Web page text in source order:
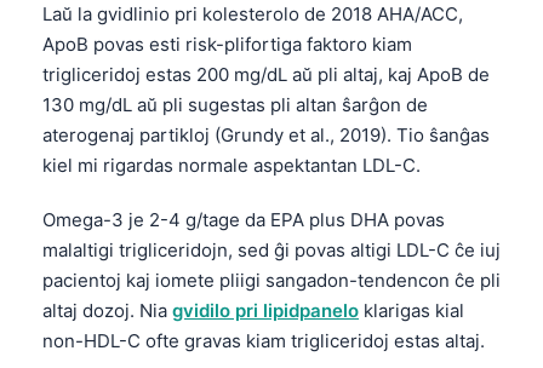
Laŭ la gvidlinio pri kolesterolo de 2018 AHA/ACC,
ApoB povas esti risk-plifortiga faktoro kiam
trigliceridoj estas 200 mg/dL aŭ pli altaj, kaj ApoB de
130 mg/dL aŭ pli sugestas pli altan ŝarĝon de
aterogenaj partikloj (Grundy et al., 2019). Tio ŝanĝas
kiel mi rigardas normale aspektantan LDL-C.
Omega-3 je 2-4 g/tage da EPA plus DHA povas
malaltigi trigliceridojn, sed ĝi povas altigi LDL-C ĉe iuj
pacientoj kaj iomete pliigi sangadon-tendencon ĉe pli
altaj dozoj. Nia gvidilo pri lipidpanelo klarigas kial
non-HDL-C ofte gravas kiam trigliceridoj estas altaj.
Čeština
ქართული
Русский
Lietuvių kalba
Polski
한국어
Slovenščina
Magyar
Shqip